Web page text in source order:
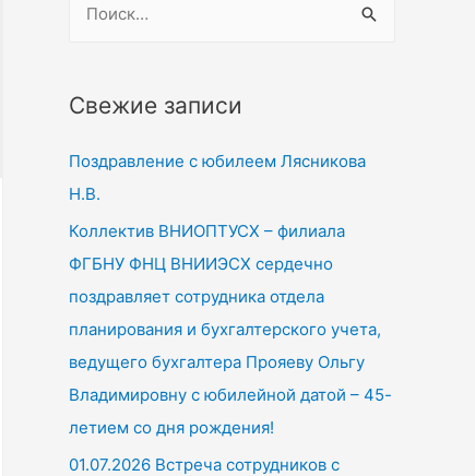
т
:
Свежие записи
Поздравление с юбилеем Лясникова
Н.В.
Коллектив ВНИОПТУСХ – филиала
ФГБНУ ФНЦ ВНИИЭСХ сердечно
поздравляет сотрудника отдела
планирования и бухгалтерского учета,
ведущего бухгалтера Прояеву Ольгу
Владимировну с юбилейной датой – 45-
летием со дня рождения!
01.07.2026 Встреча сотрудников с